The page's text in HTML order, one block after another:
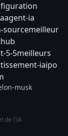
agent-ia
sourcemeilleur
5-5meilleurs
iaipo
musk
de l'IA